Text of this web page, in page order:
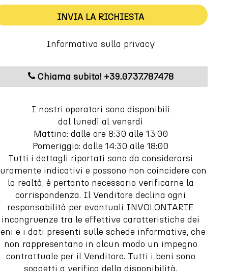
INVIA LA RICHIESTA
Informativa sulla privacy
Chiama subito! +39.0737.787478
I nostri operatori sono disponibili
dal lunedì al venerdì
Mattino: dalle ore 8:30 alle 13:00
Pomeriggio: dalle 14:30 alle 18:00
Tutti i dettagli riportati sono da considerarsi
indicativi e possono non coincidere con
la realtà, è pertanto necessario verificarne la
corrispondenza. Il Venditore declina ogni
responsabilità per eventuali INVOLONTARIE
incongruenze tra le effettive caratteristiche dei
e i dati presenti sulle schede informative, che
non rappresentano in alcun modo un impegno
contrattuale per il Venditore. Tutti i beni sono
soggetti a verifica della disponibilità.